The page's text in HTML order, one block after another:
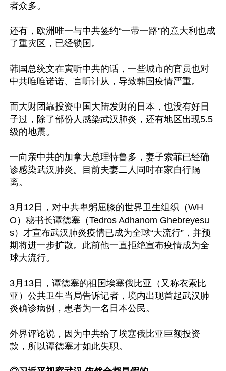
者众多。
还有，欧洲唯一与中共签约“一带一路”的意大利也成
了重灾区，已经锁国。
韩国总统文在寅听中共的话，一些城市的官员也对
中共唯唯诺诺、言听计从，导致韩国疫情严重。
而大财团靠投资中国大陆发财的日本，也没有好日
子过，除了部份人感染武汉肺炎，还有地区出现5.5
级的地震。
一向亲中共的加拿大总理特鲁多，妻子索菲已经确
诊感染武汉肺炎。目前夫妻二人同时在家自行隔
离。
3月12日，对中共卑躬屈膝的世界卫生组织（WH
O）秘书长谭德塞（Tedros Adhanom Ghebreyesu
s）才宣布武汉肺炎疫情已成为全球“大流行”，并预
期将进一步扩散。此前他一直拒绝宣布疫情成为全
球大流行。
3月13日，谭德塞的祖国埃塞俄比亚（又称衣索比
亚）公共卫生当局告诉记者，境内出现首起武汉肺
炎确诊病例，患者为一名日本公民。
外界评论说，因为中共给了埃塞俄比亚巨额投资
款，所以谭德塞才如此失职。